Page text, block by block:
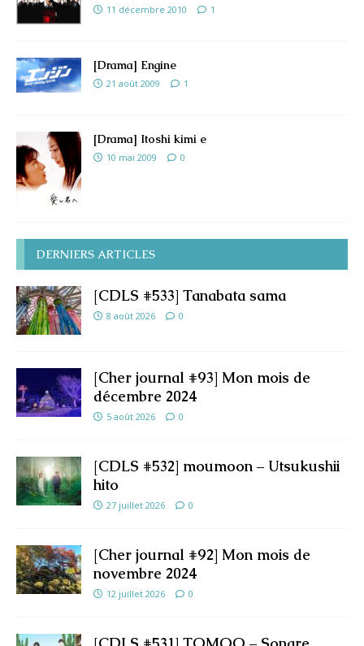
11 décembre 2010 1
[Drama] Engine
21 août 2009 1
[Drama] Itoshi kimi e
10 mai 2009 0
DERNIERS ARTICLES
[CDLS #533] Tanabata sama
8 août 2026 0
[Cher journal #93] Mon mois de
décembre 2024
5 août 2026 0
[CDLS #532] moumoon – Utsukushii
hito
27 juillet 2026 0
[Cher journal #92] Mon mois de
novembre 2024
12 juillet 2026 0